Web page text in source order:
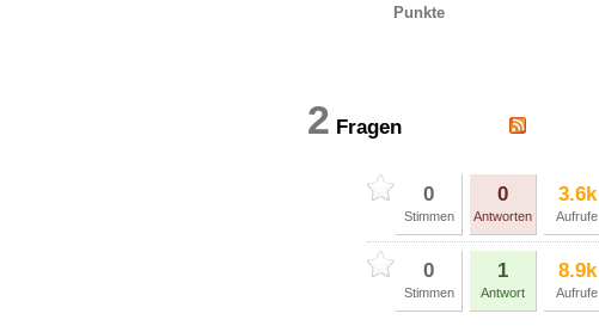
Punkte
2 Fragen
0
Stimmen
0
Antworten
3.6k
Aufrufe
0
Stimmen
1
Antwort
8.9k
Aufrufe